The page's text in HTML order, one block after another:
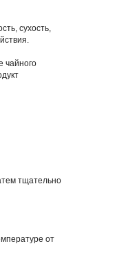
сухость,
чайного
тщательно
от